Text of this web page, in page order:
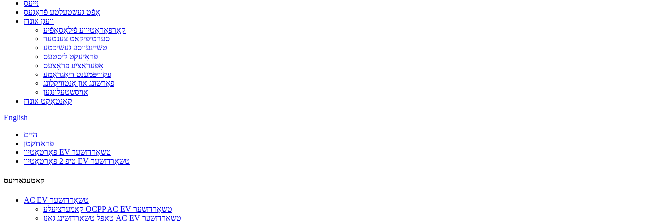
נייעס
אָפֿט געשטעלטע פֿראַגעס
וועגן אונדז
קאָרפּאָראַטיווע פֿילאָסאָפֿיע
סערטיפיקאַט צענטער
טשיינעווסע געשיכטע
פּראָיעקט ליסטעס
אָפּעראַציע פּראָצעס
עקוויפּמענט דיאַגראַמע
פאָרשונג און אַנטוויקלונג
אויסשטעלונגען
קאָנטאַקט אונדז
English
היים
פּראָדוקטן
פּאָרטאַטיוו EV טשאַרדזשער
טיפ 2 פּאָרטאַטיוו EV טשאַרדזשער
קאַטעגאָריעס
AC EV טשאַרדזשער
קאמערציעלע OCPP AC EV טשאַרדזשער
טאָפּל טשאַרדזשינג גאַנז AC EV טשאַרדזשער